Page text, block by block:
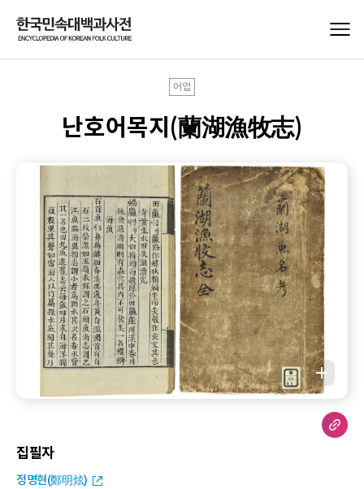
어업
난호어목지(蘭湖漁牧志)
집필자
정명현(鄭明炫)